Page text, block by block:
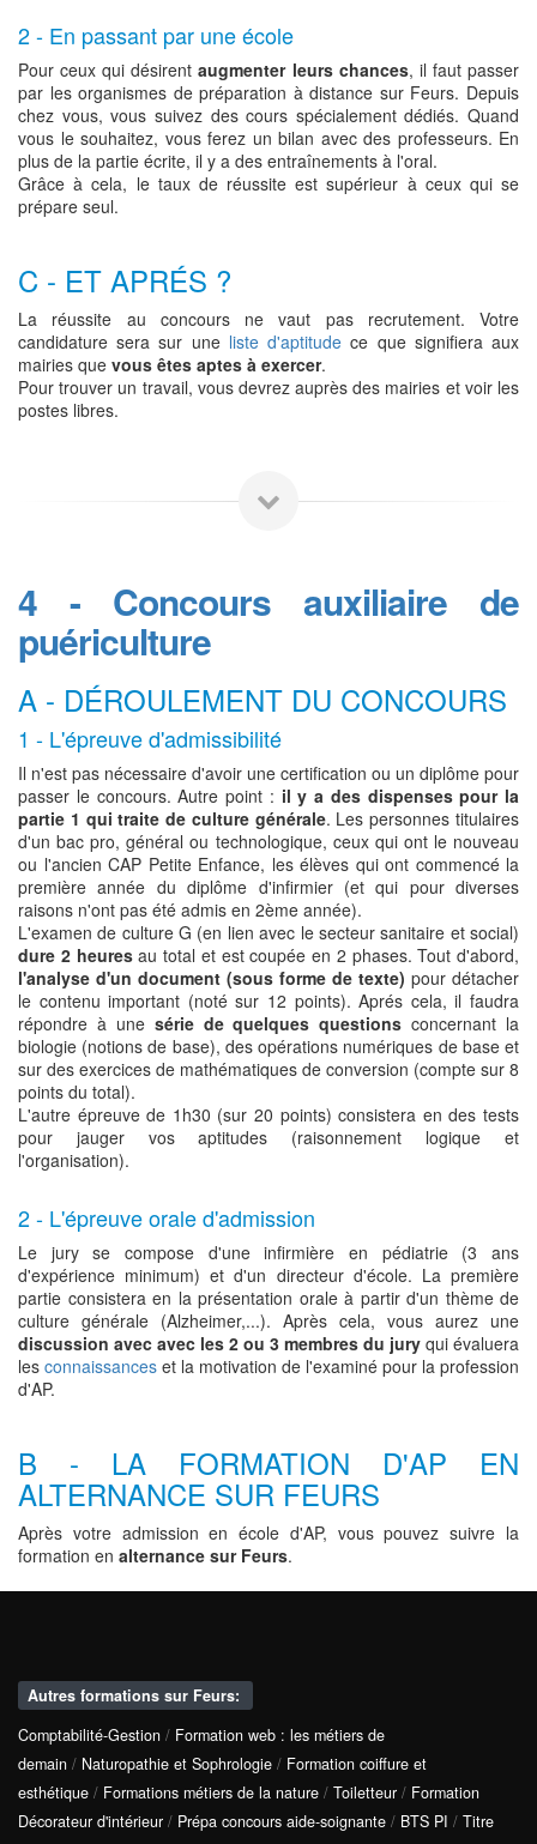
2 - En passant par une école
Pour ceux qui désirentaugmenter leurs chances, il faut passer
par les organismes de préparation à distance sur Feurs. Depuis
chez vous, vous suivez des cours spécialement dédiés. Quand
vous le souhaitez, vous ferez un bilan avec des professeurs. En
plus de la partie écrite, il y a des entraînements à l'oral.
Grâce à cela, le taux de réussite est supérieur à ceux qui se
prépare seul.
C - ET APRÉS ?
La réussite au concours ne vaut pas recrutement. Votre
candidature sera sur une liste d'aptitude ce que signifiera aux
mairies que vous êtes aptes à exercer.
Pour trouver un travail, vous devrez auprès des mairies et voir les
postes libres.
4 - Concours auxiliaire de
puériculture
A - DÉROULEMENT DU CONCOURS
1 - L'épreuve d'admissibilité
Il n'est pas nécessaire d'avoir une certification ou un diplôme pour
passer le concours. Autre point : il y a des dispenses pour la
partie 1 qui traite de culture générale. Les personnes titulaires
d'un bac pro, général ou technologique, ceux qui ont le nouveau
ou l'ancien CAP Petite Enfance, les élèves qui ont commencé la
première année du diplôme d'infirmier (et qui pour diverses
raisons n'ont pas été admis en 2ème année).
L'examen de culture G (en lien avec le secteur sanitaire et social)
dure 2 heuresau total et est coupée en 2 phases. Tout d'abord,
l'analyse d'un document (sous forme de texte) pour détacher
le contenu important (noté sur 12 points). Aprés cela, il faudra
répondre à une série de quelques questions concernant la
biologie (notions de base), des opérations numériques de base et
sur des exercices de mathématiques de conversion (compte sur 8
points du total).
L'autre épreuve de 1h30 (sur 20 points) consistera en des tests
pour jauger vos aptitudes (raisonnement logique et
l'organisation).
2 - L'épreuve orale d'admission
Le jury se compose d'une infirmière en pédiatrie (3 ans
d'expérience minimum) et d'un directeur d'école. La première
partie consistera en la présentation orale à partir d'un thème de
culture générale (Alzheimer,...). Après cela, vous aurez une
discussion avec avec les 2 ou 3 membres du jury qui évaluera
les connaissances et la motivation de l'examiné pour la profession
d'AP.
B - LA FORMATION D'AP EN
ALTERNANCE SUR FEURS
Après votre admission en école d'AP, vous pouvez suivre la
formation en alternance sur Feurs.
Autres formations sur Feurs:
Comptabilité-Gestion / Formation web : les métiers de
demain / Naturopathie et Sophrologie / Formation coiffure et
esthétique / Formations métiers de la nature / Toiletteur / Formation
Décorateur d'intérieur / Prépa concours aide-soignante / BTS PI / Titre